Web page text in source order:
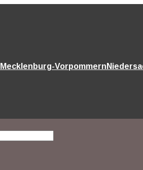
Mecklenburg-Vorpommern